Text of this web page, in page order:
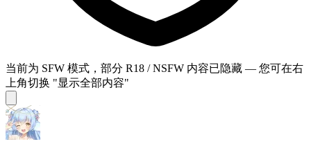
当前为 SFW 模式，部分 R18 / NSFW 内容已隐藏 — 您可在右
上角切换 "显示全部内容"